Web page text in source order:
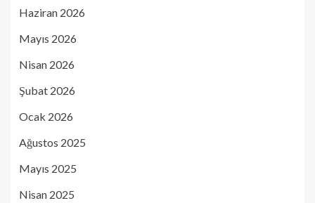
Haziran 2026
Mayıs 2026
Nisan 2026
Şubat 2026
Ocak 2026
Ağustos 2025
Mayıs 2025
Nisan 2025